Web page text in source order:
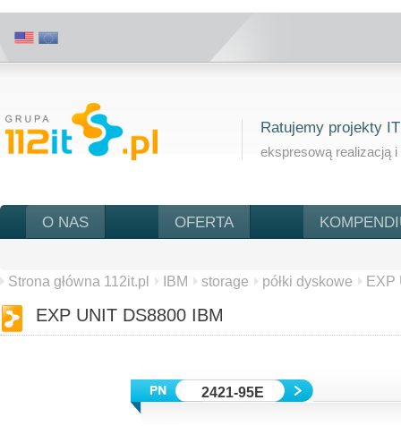
Ratujemy projekty IT
ekspresową realizacją i
O NAS OFERTA
Strona główna 112it.pl IBM storage półki dyskowe EXP
EXP UNIT DS8800 IBM
2421-95E